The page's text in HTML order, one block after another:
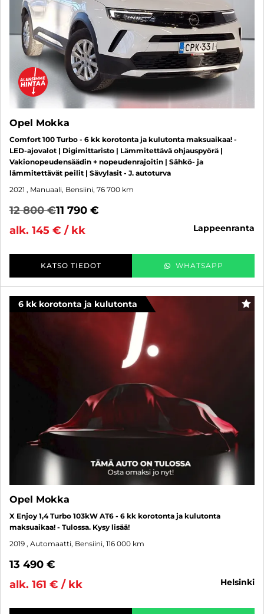
Opel Mokka
Comfort 100 Turbo - 6 kk korotonta ja kulutonta maksuaikaa! -
LED-ajovalot | Digimittaristo | Lämmitettävä ohjauspyörä |
Vakionopeudensäädin + nopeudenrajoitin | Sähkö- ja
lämmitettävät peilit | Sävylasit - J. autoturva
2021 , Manuaali, Bensiini, 76 700 km
12 800 €11 790 €
alk. 145 € / kk
lappeenranta
KATSO TIEDOT WHATSAPP
6 kk korotonta ja kulutonta
Opel Mokka
X Enjoy 1,4 Turbo 103kW AT6 - 6 kk korotonta ja kulutonta
maksuaikaa! - Tulossa. Kysy lisää!
2019 , Automaatti, Bensiini, 116 000 km
13 490 €
alk. 161 € / kk
helsinki